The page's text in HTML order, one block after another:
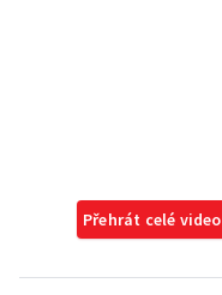
Přehrát celé video